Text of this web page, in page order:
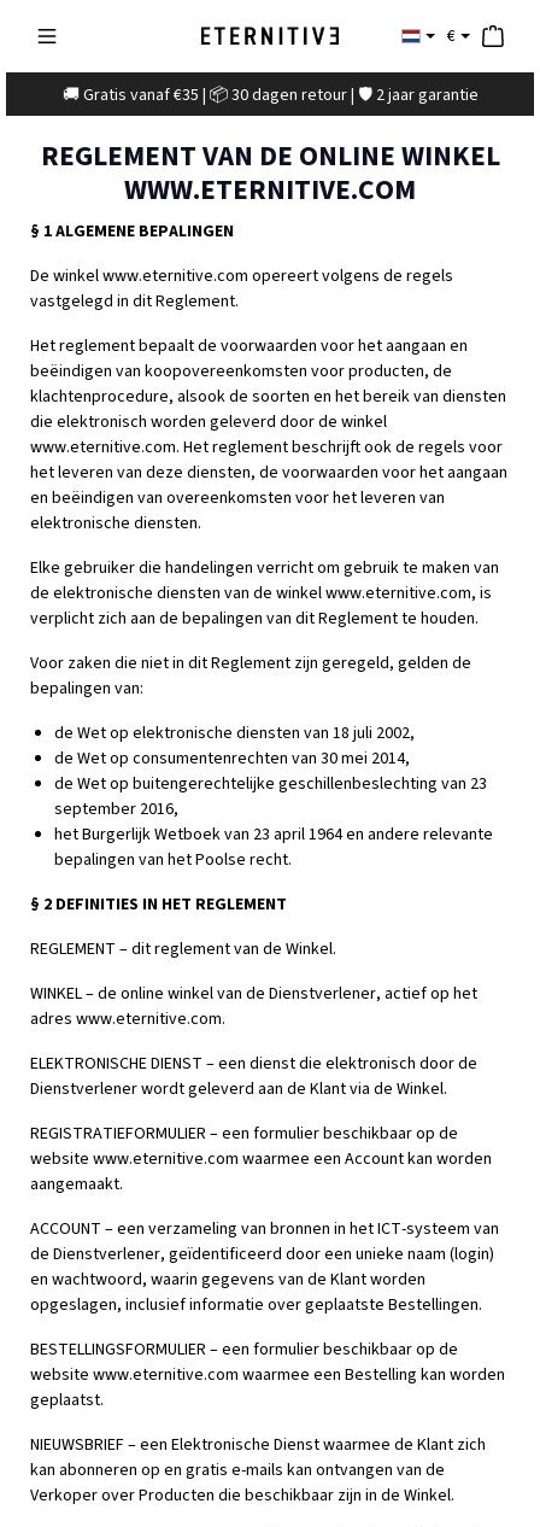
€
🚚 Gratis vanaf €35 | 📦 30 dagen retour | 🛡️ 2 jaar garantie
REGLEMENT VAN DE ONLINE WINKEL
WWW.ETERNITIVE.COM
§ 1 ALGEMENE BEPALINGEN
De winkel www.eternitive.com opereert volgens de regels
vastgelegd in dit Reglement.
Het reglement bepaalt de voorwaarden voor het aangaan en
beëindigen van koopovereenkomsten voor producten, de
klachtenprocedure, alsook de soorten en het bereik van diensten
die elektronisch worden geleverd door de winkel
www.eternitive.com. Het reglement beschrijft ook de regels voor
het leveren van deze diensten, de voorwaarden voor het aangaan
en beëindigen van overeenkomsten voor het leveren van
elektronische diensten.
Elke gebruiker die handelingen verricht om gebruik te maken van
de elektronische diensten van de winkel www.eternitive.com, is
verplicht zich aan de bepalingen van dit Reglement te houden.
Voor zaken die niet in dit Reglement zijn geregeld, gelden de
bepalingen van:
de Wet op elektronische diensten van 18 juli 2002,
de Wet op consumentenrechten van 30 mei 2014,
de Wet op buitengerechtelijke geschillenbeslechting van 23
september 2016,
het Burgerlijk Wetboek van 23 april 1964 en andere relevante
bepalingen van het Poolse recht.
§ 2 DEFINITIES IN HET REGLEMENT
REGLEMENT – dit reglement van de Winkel.
WINKEL – de online winkel van de Dienstverlener, actief op het
adres www.eternitive.com.
ELEKTRONISCHE DIENST – een dienst die elektronisch door de
Dienstverlener wordt geleverd aan de Klant via de Winkel.
REGISTRATIEFORMULIER – een formulier beschikbaar op de
website www.eternitive.com waarmee een Account kan worden
aangemaakt.
ACCOUNT – een verzameling van bronnen in het ICT-systeem van
de Dienstverlener, geïdentificeerd door een unieke naam (login)
en wachtwoord, waarin gegevens van de Klant worden
opgeslagen, inclusief informatie over geplaatste Bestellingen.
BESTELLINGSFORMULIER – een formulier beschikbaar op de
website www.eternitive.com waarmee een Bestelling kan worden
geplaatst.
NIEUWSBRIEF – een Elektronische Dienst waarmee de Klant zich
kan abonneren op en gratis e-mails kan ontvangen van de
Verkoper over Producten die beschikbaar zijn in de Winkel.